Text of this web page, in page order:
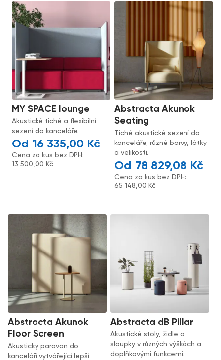
MY SPACE lounge
Akustické tiché a flexibilní
sezení do kanceláře.
16 335,00 Kč
Cena za kus bez DPH:
13 500,00 Kč
Abstracta Akunok
Seating
Tiché akustické sezení do
kanceláře, různé barvy, látky
a velikosti.
78 829,08 Kč
Cena za kus bez DPH:
65 148,00 Kč
Abstracta Akunok
Floor Screen
Akustický paravan do
kanceláří vytvářející lepší
Abstracta dB Pillar
Akustické stoly, židle a
sloupky v různých výškách a
doplňkovými funkcemi.